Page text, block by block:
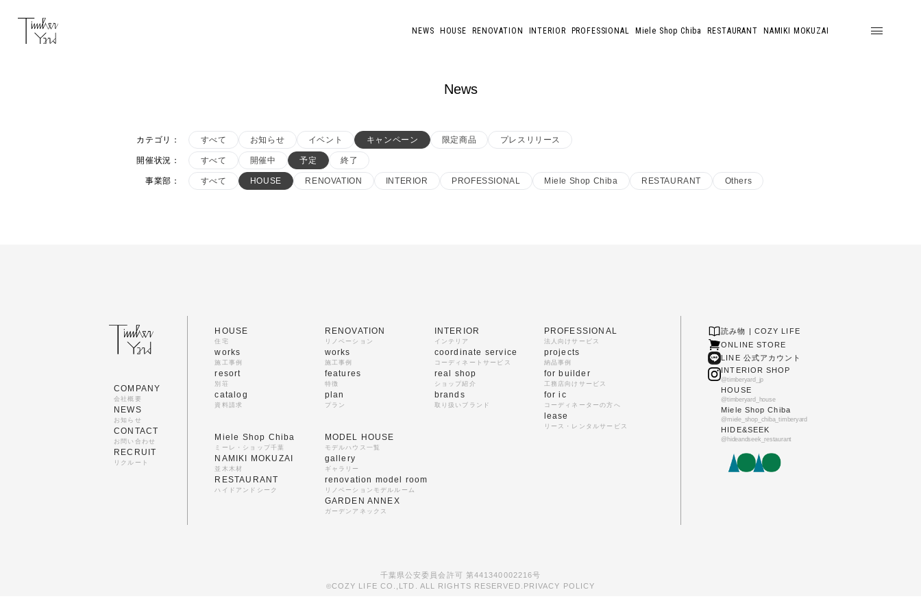
NEWS HOUSE RENOVATION INTERIOR PROFESSIONAL Miele Shop Chiba RESTAURANT NAMIKI MOKUZAI
News
カテゴリ ： すべて お知らせ イベント キャンペーン 限定商品 プレスリリース
開催状況 ： すべて 開催中 予定 終了
事業部 ： すべて HOUSE RENOVATION INTERIOR PROFESSIONAL Miele Shop Chiba RESTAURANT Others
COMPANY
会社概要
NEWS
お知らせ
CONTACT
お問い合わせ
RECRUIT
リクルート
HOUSE
住宅
works
施工事例
resort
別荘
catalog
資料請求
RENOVATION
リノベーション
works
施工事例
features
特徴
plan
プラン
INTERIOR
インテリア
coordinate service
コーディネートサービス
real shop
ショップ紹介
brands
取り扱いブランド
PROFESSIONAL
法人向けサービス
projects
納品事例
for builder
工務店向けサービス
for ic
コーディネーターの方へ
lease
リース・レンタルサービス
Miele Shop Chiba
ミーレ・ショップ千葉
NAMIKI MOKUZAI
並木木材
RESTAURANT
ハイドアンドシーク
MODEL HOUSE
モデルハウス一覧
gallery
ギャラリー
renovation model room
リノベーションモデルルーム
GARDEN ANNEX
ガーデンアネックス
読み物 | COZY LIFE
ONLINE STORE
LINE 公式アカウント
INTERIOR SHOP
@timberyard_jp
HOUSE
@timberyard_house
Miele Shop Chiba
@miele_shop_chiba_timberyard
HIDE&SEEK
@hideandseek_restaurant
千葉県公安委員会許可 第441340002216号
©COZY LIFE CO.,LTD. ALL RIGHTS RESERVED. PRIVACY POLICY